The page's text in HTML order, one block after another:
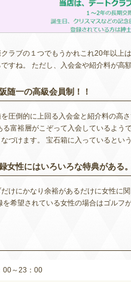
ラブの１つでもうかれこれ20年以上
すね。 ただし、入会金や紹介料が高
随一の高級会員制！！
圧倒的に上回る入会金と紹介料の高
富裕層がこぞって入会しているよ
づけます。 宝石箱に入っているとい
女性にはいろいろな特典がある。
けにかなり余裕があるだけに女性に
希望されている女性の場合はゴル
00～23：00